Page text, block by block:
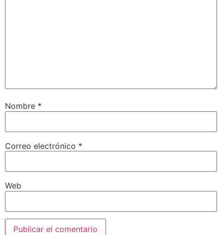
Nombre *
Correo electrónico *
Web